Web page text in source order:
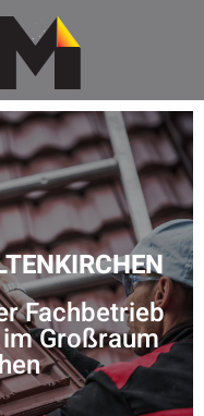
Fachbetrieb
Großraum